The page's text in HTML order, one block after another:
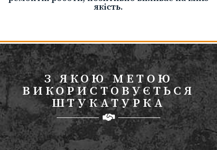
якість.
З ЯКОЮ МЕТОЮ
ВИКОРИСТОВУЄТЬСЯ
ШТУКАТУРКА